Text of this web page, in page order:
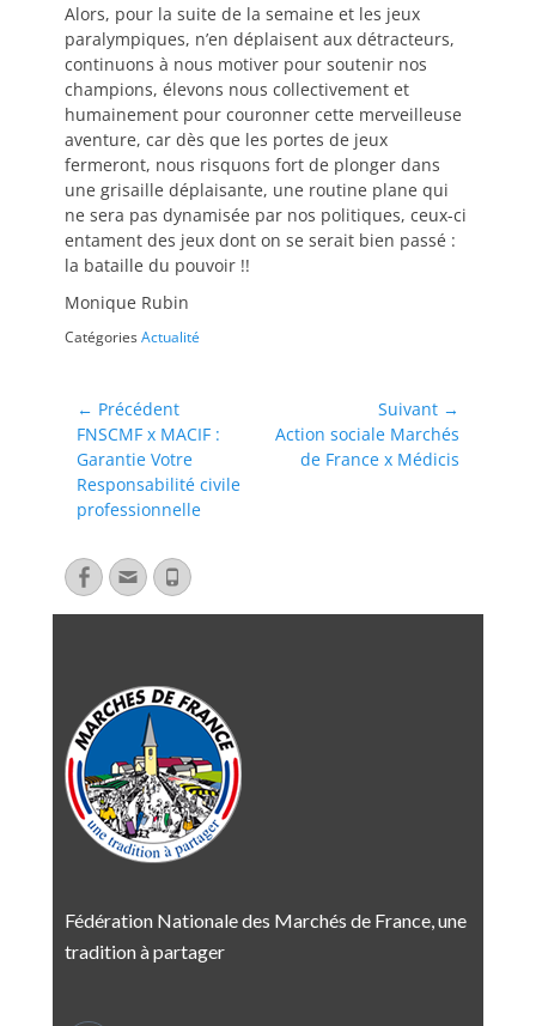
Alors, pour la suite de la semaine et les jeux
paralympiques, n’en déplaisent aux détracteurs,
continuons à nous motiver pour soutenir nos
champions, élevons nous collectivement et
humainement pour couronner cette merveilleuse
aventure, car dès que les portes de jeux
fermeront, nous risquons fort de plonger dans
une grisaille déplaisante, une routine plane qui
ne sera pas dynamisée par nos politiques, ceux-ci
entament des jeux dont on se serait bien passé :
la bataille du pouvoir !!
Monique Rubin
CatégoriesActualité
← Précédent
FNSCMF x MACIF :
Garantie Votre
Responsabilité civile
professionnelle
Suivant →
Action sociale Marchés
de France x Médicis
Fédération Nationale des Marchés de France, une
tradition à partager